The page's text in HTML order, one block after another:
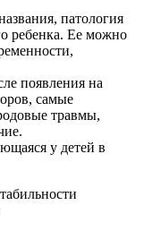
патология
ребенка. Ее можно
появления на
самые
травмы,
у детей в